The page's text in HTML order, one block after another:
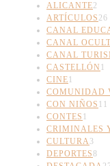
ALICANTE2
ARTÍCULOS 26
CANAL
CANAL
CANAL
CASTELLÓN 1
CINE1
COMUNIDAD
CON NIÑOS 11
CONTES 1
CRIMINALES
CULTURA3
DEPORTES8